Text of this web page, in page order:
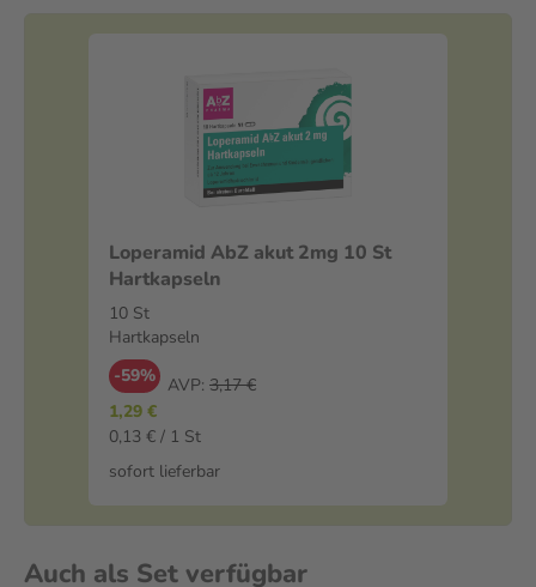
Loperamid AbZ akut 2mg 10 St
Hartkapseln
10 St
Hartkapseln
-59% AVP: 3,17 €
1,29 €
0,13 € / 1 St
sofort lieferbar
Auch als Set verfügbar